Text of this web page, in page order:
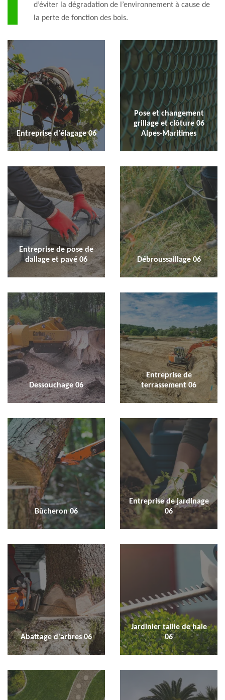
d’éviter la dégradation de l’environnement à cause de
la perte de fonction des bois.
Entreprise d'élagage 06
Pose et changement
grillage et clôture 06
Alpes-Maritimes
Entreprise de pose de
dallage et pavé 06
Débroussaillage 06
Dessouchage 06
Entreprise de
terrassement 06
Bûcheron 06
Entreprise de jardinage
06
Abattage d'arbres 06
Jardinier taille de haie
06